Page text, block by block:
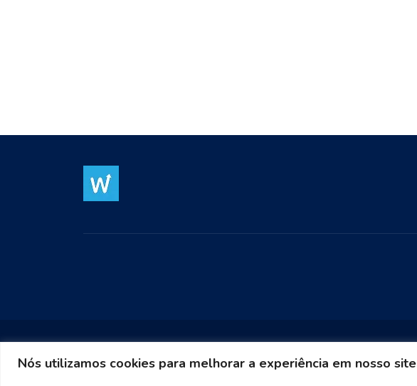
Nós utilizamos cookies para melhorar a experiência em nosso site